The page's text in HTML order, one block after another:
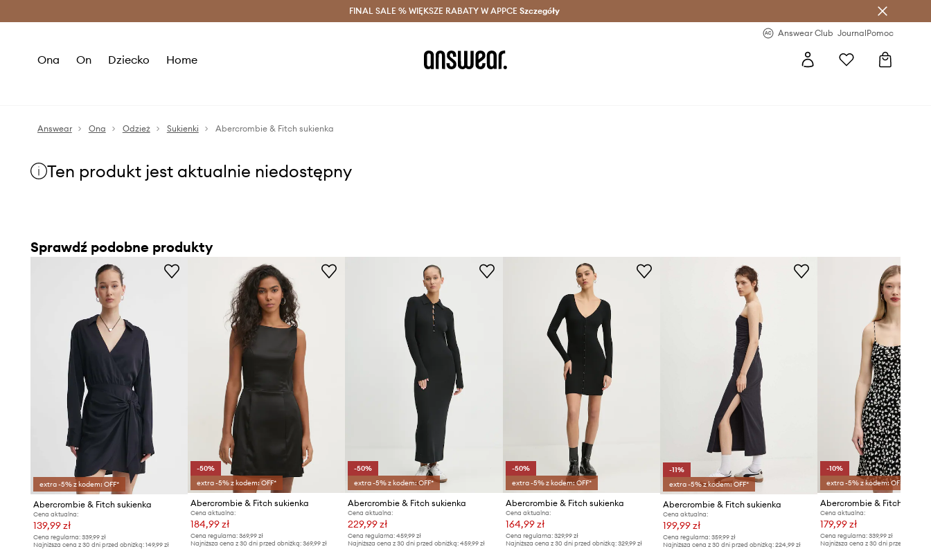
Oszczędzaj z Answear Club > Dostawa nawet w 24h >
FINAL SALE % WIĘKSZE RABATY W APPCE Szczegóły
Answear Club JournalPomoc
Ona On Dziecko Home
Answear Ona Odzież Sukienki Abercrombie & Fitch sukienka
Ten produkt jest aktualnie niedostępny
Sprawdź podobne produkty
extra -5% z kodem: OFF*
Abercrombie & Fitch sukienka
Cena aktualna:
139,99 zł
Cena regularna: 339,99 zł
Najniższa cena z 30 dni przed obniżką: 149,99 zł
-50%
extra -5% z kodem: OFF*
Abercrombie & Fitch sukienka
Cena aktualna:
184,99 zł
Cena regularna:369,99 zł
Najniższa cena z 30 dni przed obniżką:369,99 zł
-50%
extra -5% z kodem: OFF*
Abercrombie & Fitch sukienka
Cena aktualna:
229,99 zł
Cena regularna: 459,99 zł
Najniższa cena z 30 dni przed obniżką: 459,99 zł
-50%
extra -5% z kodem: OFF*
Abercrombie & Fitch sukienka
Cena aktualna:
164,99 zł
Cena regularna: 329,99 zł
Najniższa cena z 30 dni przed obniżką: 329,99 zł
-11%
extra -5% z kodem: OFF*
Abercrombie & Fitch sukienka
Cena aktualna:
199,99 zł
Cena regularna:359,99 zł
Najniższa cena z 30 dni przed obniżką:224,99 zł
-10%
extra -5% z kodem: OFF*
Abercrombie & Fitch
Cena aktualna:
179,99 zł
Cena regularna: 339,99 zł
Najniższa cena z 30 dni przed obniżką: